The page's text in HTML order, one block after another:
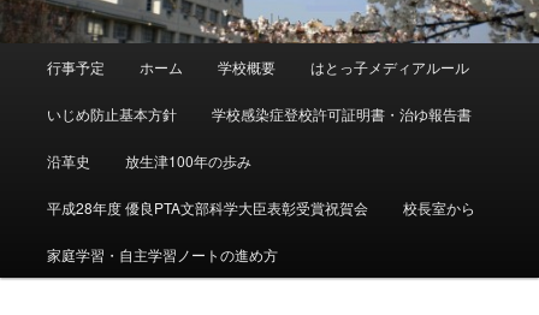
行事予定 ホーム 学校概要 はとっ子メディアルール
いじめ防止基本方針 学校感染症登校許可証明書・治ゆ報告書
沿革史 放生津100年の歩み
平成28年度 優良PTA文部科学大臣表彰受賞祝賀会 校長室から
家庭学習・自主学習ノートの進め方